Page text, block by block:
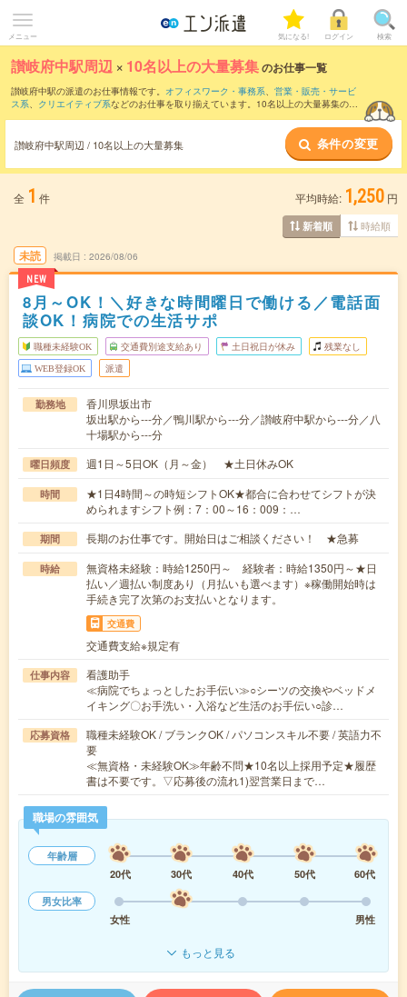
メニュー 気になる! ログイン 検索
讃岐府中駅周辺 × 10名以上の大量募集のお仕事一覧
讃岐府中駅の派遣のお仕事情報です。 オフィスワーク・事務系、 営業・販売・サービ
ス系、 クリエイティブ系などのお仕事を取り揃えています。10名以上の大量募集の条
讃岐府中駅周辺 / 10名以上の大量募集 条件の変更
全 1 件 平均時給: 1,250 円
新着順 時給順
未読
NEW
掲載日 2026/08/06
8月～OK！＼好きな時間曜日で働ける／電話面
談OK！病院での生活サポ
職種未経験OK 交通費別途支給あり 土日祝日が休み 残業なし
WEB登録OK 派遣
勤務地
香川県坂出市
坂出駅から---分／鴨川駅から---分／讃岐府中駅から---分／八
十場駅から---分
曜日頻度 週1日～5日OK（月～金） ★土日休みOK
時間
★1日4時間～の時短シフトOK★都合に合わせてシフトが決
められますシフト例：7：00～16：009：…
期間 長期のお仕事です。開始日はご相談ください！ ★急募
時給
無資格未経験：時給1250円～ 経験者：時給1350円～★日
払い／週払い制度あり（月払いも選べます）※稼働開始時は
手続き完了次第のお支払いとなります。
交通費
交通費支給※規定有
仕事内容
看護助手
≪病院でちょっとしたお手伝い≫○シーツの交換やベッドメ
イキング〇お手洗い・入浴など生活のお手伝い○診…
応募資格
職種未経験OK / ブランクOK / パソコンスキル不要 / 英語力不
要
≪無資格・未経験OK≫年齢不問★10名以上採用予定★履歴
書は不要です。▽応募後の流れ1)翌営業日まで…
職場の雰囲気
年齢層
20代
30代 40代 50代
60代
男女比率
女性
男性
もっと見る